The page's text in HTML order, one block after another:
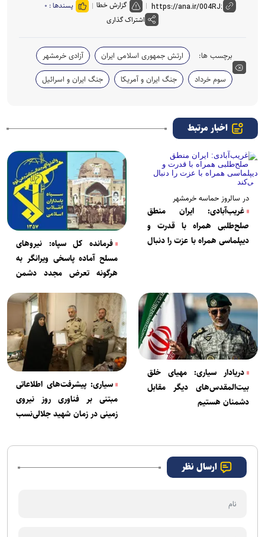
گزارش خطا پسندها : ۰
اشتراک گذاری
برچسب ها: ارتش جمهوری اسلامی ایران
آزادی خرمشهر
سوم خرداد
جنگ ایران و آمریکا جنگ ایران و اسرائیل
اخبار مرتبط
در سالروز حماسه خرمشهر
غریب‌آبادی: ایران منطق
صلح‌طلبی همراه با قدرت و
دیپلماسی همراه با عزت را دنبال
فرمانده کل سپاه: نیرو‌های
مسلح آماده پاسخی ویرانگر به
هرگونه تعرض مجدد دشمن
دریادار سیاری: مهیای خلق
بیت‌المقدس‌های دیگر مقابل
دشمنان هستیم
سیاری: پیشرفت‌های اطلاعاتی
مبتنی بر فناوری روز نیروی
زمینی در زمان شهید جلالی‌نسب
ارسال نظر